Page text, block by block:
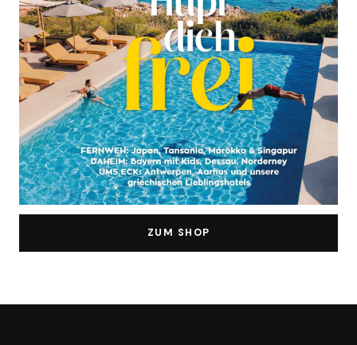
ZUM SHOP